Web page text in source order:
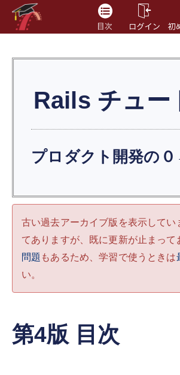
Rails チュー
プロダクト開発の
古い過去アーカイブ版を表示して
てありますが、既に更新が止まって
問題 もあるため、学習で使うときは
い。
第4版 目次